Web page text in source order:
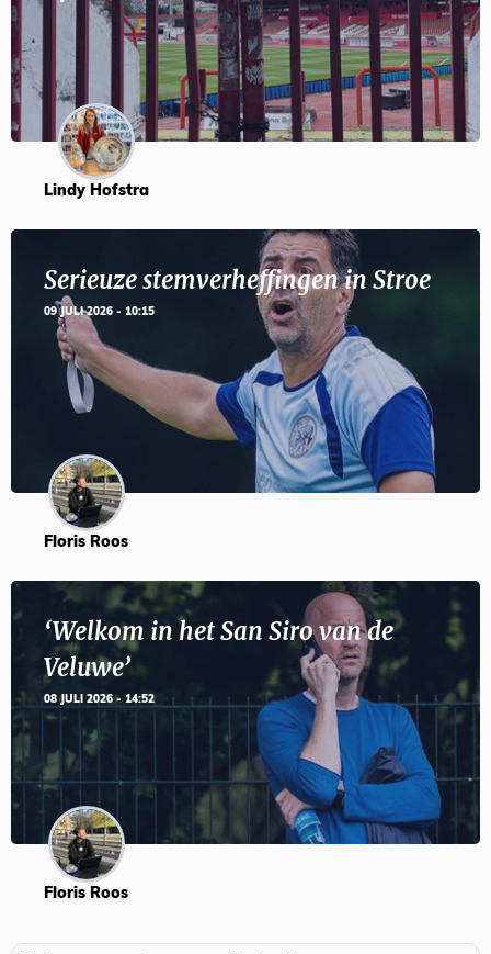
Lindy Hofstra
Serieuze stemverheffingen in Stroe
09 JULI 2026 - 10:15
Floris Roos
‘Welkom in het San Siro van de
Veluwe’
08 JULI 2026 - 14:52
Floris Roos